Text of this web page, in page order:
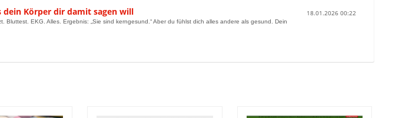
dein Körper dir damit sagen will 18.01.2026 00:22
Bluttest. EKG. Alles. Ergebnis: „Sie sind kerngesund.“ Aber du fühlst dich alles andere als gesund. Dein